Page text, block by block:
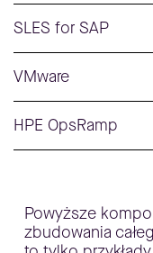
SLES for SAP
VMware
HPE OpsRamp
Powyższe
zbudowania